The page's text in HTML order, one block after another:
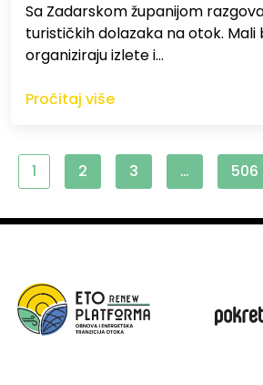
Sa Zadarskom županijom
turističkih dolazaka na otok. Mali
organiziraju izlete i…
Pročitaj više
1 2 3 … 506